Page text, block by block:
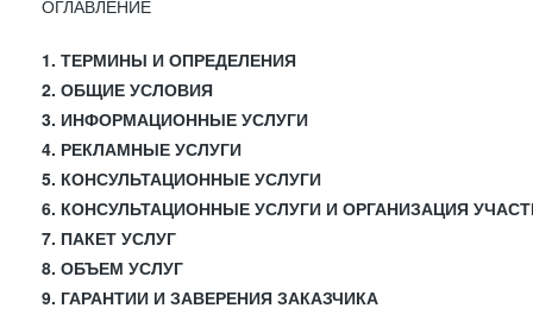
ОГЛАВЛЕНИЕ
1. ТЕРМИНЫ И ОПРЕДЕЛЕНИЯ
2. ОБЩИЕ УСЛОВИЯ
3. ИНФОРМАЦИОННЫЕ УСЛУГИ
4. РЕКЛАМНЫЕ УСЛУГИ
5. КОНСУЛЬТАЦИОННЫЕ УСЛУГИ
6. КОНСУЛЬТАЦИОННЫЕ УСЛУГИ И ОРГАНИЗАЦИЯ
7. ПАКЕТ УСЛУГ
8. ОБЪЕМ УСЛУГ
9. ГАРАНТИИ И ЗАВЕРЕНИЯ ЗАКАЗЧИКА